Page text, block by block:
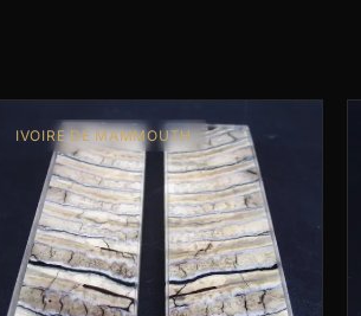
IVOIRE DE MAMMOUTH